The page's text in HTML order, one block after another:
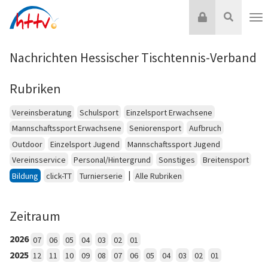
Inhalt
Suche
Login
Nachrichten Hessischer Tischtennis-Verband
Rubriken
Vereinsberatung Schulsport
Einzelsport Erwachsene
Mannschaftssport Erwachsene
Seniorensport
Aufbruch
Outdoor
Einzelsport Jugend
Mannschaftssport Jugend
Vereinsservice
Personal/Hintergrund Sonstiges
Breitensport
Bildung
click-TT Turnierserie | Alle Rubriken
Zeitraum
2026 07 06 05 04 03 02 01
2025 12 11 10 09 08 07 06 05 04 03 02 01